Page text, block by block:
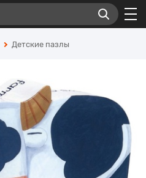
Детские пазлы